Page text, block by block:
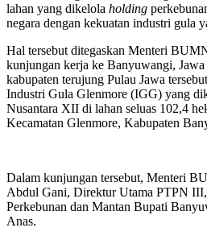
lahan yang dikelola holding
negara dengan kekuatan industri gula
Hal tersebut ditegaskan Menteri
kunjungan kerja ke Banyuwangi,
kabupaten terujung Pulau Jawa
Industri Gula Glenmore (IGG) yang
Nusantara XII di lahan seluas 102,4
Kecamatan Glenmore, Kabupaten
Dalam kunjungan tersebut, Menteri
Abdul Gani, Direktur Utama PTPN
Perkebunan dan Mantan Bupati
Anas.